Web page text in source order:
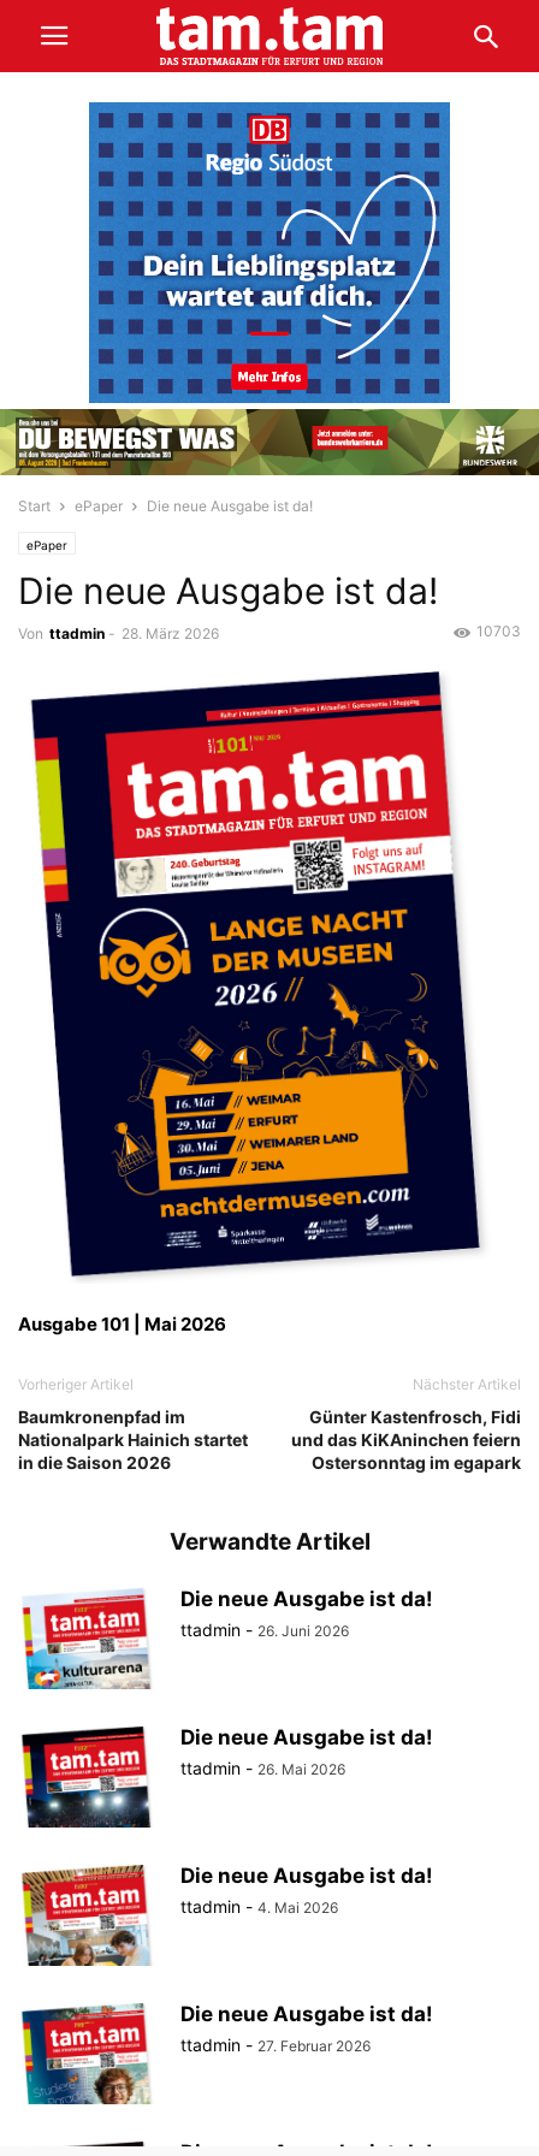
Start ePaper Die neue Ausgabe ist da!
ePaper
Die neue Ausgabe ist da!
Von ttadmin - 28. März 2026 10703
Ausgabe 101 | Mai 2026
Vorheriger Artikel
Baumkronenpfad im
Nationalpark Hainich startet
in die Saison 2026
Nächster Artikel
Günter Kastenfrosch, Fidi
und das KiKAninchen feiern
Ostersonntag im egapark
Verwandte Artikel
Die neue Ausgabe ist da!
ttadmin - 26. Juni 2026
Die neue Ausgabe ist da!
ttadmin - 26. Mai 2026
Die neue Ausgabe ist da!
ttadmin - 4. Mai 2026
Die neue Ausgabe ist da!
ttadmin - 27. Februar 2026